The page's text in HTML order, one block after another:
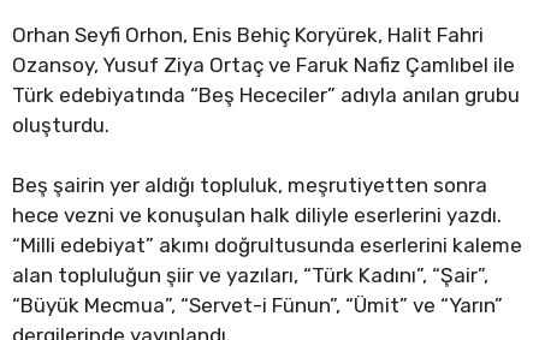
Orhan Seyfi Orhon, Enis Behiç Koryürek, Halit Fahri
Ozansoy, Yusuf Ziya Ortaç ve Faruk Nafiz Çamlıbel ile
Türk edebiyatında “Beş Hececiler” adıyla anılan grubu
oluşturdu.
Beş şairin yer aldığı topluluk, meşrutiyetten sonra
hece vezni ve konuşulan halk diliyle eserlerini yazdı.
“Milli edebiyat” akımı doğrultusunda eserlerini kaleme
alan topluluğun şiir ve yazıları, “Türk Kadını”, “Şair”,
“Büyük Mecmua”, “Servet-i Fünun”, “Ümit” ve “Yarın”